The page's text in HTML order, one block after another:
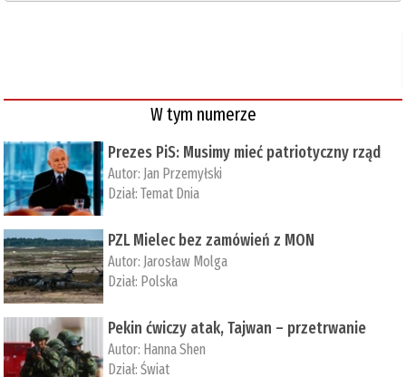
W tym numerze
Prezes PiS: Musimy mieć patriotyczny rząd
Autor: Jan Przemyłski
Dział:Temat Dnia
PZL Mielec bez zamówień z MON
Autor: Jarosław Molga
Dział: Polska
Pekin ćwiczy atak, Tajwan – przetrwanie
Autor: ­Hanna Shen
Dział:Świat